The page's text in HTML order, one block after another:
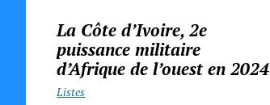
La Côte d’Ivoire, 2e
puissance militaire
d’Afrique de l’ouest en 2024
Listes